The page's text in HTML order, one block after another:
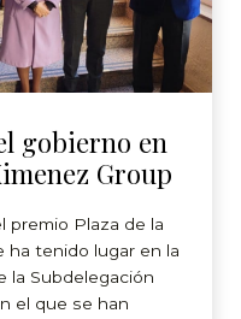
gobierno en
Group
premio Plaza de la
ha tenido lugar en la
la Subdelegación
el que se han